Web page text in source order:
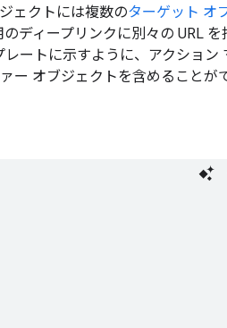
ェクトには複数のターゲット オ
ディープリンクに別々の URL を
ートに示すように、アクション
ー オブジェクトを含めることが